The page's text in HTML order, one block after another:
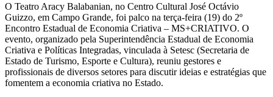
O Teatro Aracy Balabanian, no Centro Cultural José Octávio
Guizzo, em Campo Grande, foi palco na terça-feira (19) do 2º
Encontro Estadual de Economia Criativa – MS+CRIATIVO. O
evento, organizado pela Superintendência Estadual de Economia
Criativa e Políticas Integradas, vinculada à Setesc (Secretaria de
Estado de Turismo, Esporte e Cultura), reuniu gestores e
profissionais de diversos setores para discutir ideias e estratégias que
fomentem a economia criativa no Estado.